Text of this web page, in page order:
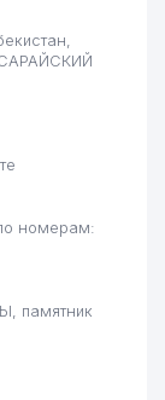
512 м
номерам:
памятник